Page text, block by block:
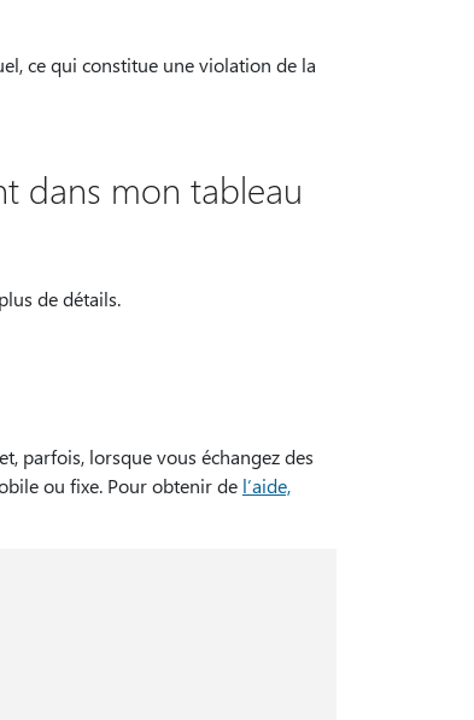
ce qui constitue une violation de la
dans mon tableau
de détails.
parfois, lorsque vous échangez des
ou fixe. Pour obtenir de l’aide,